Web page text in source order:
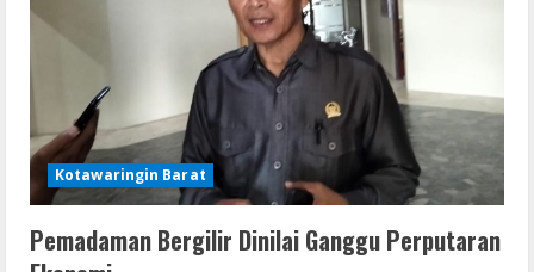
Kotawaringin Barat
Pemadaman Bergilir Dinilai Ganggu Perputaran